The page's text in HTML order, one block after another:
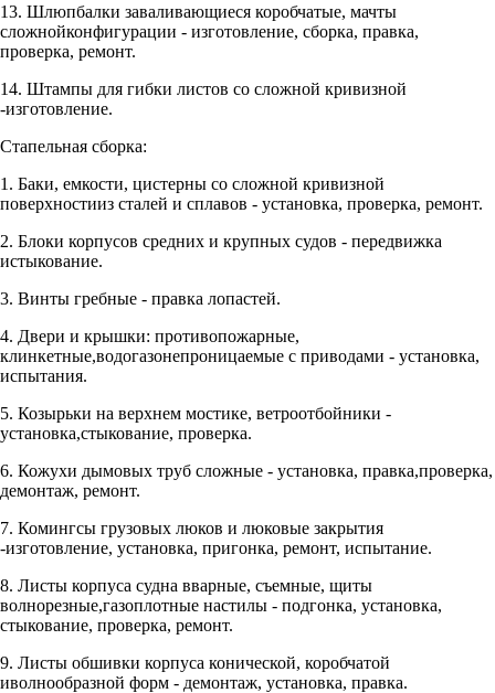
13. Шлюпбалки заваливающиеся коробчатые, мачты
сложнойконфигурации - изготовление, сборка, правка,
проверка, ремонт.
14. Штампы для гибки листов со сложной кривизной
-изготовление.
Стапельная сборка:
1. Баки, емкости, цистерны со сложной кривизной
поверхностииз сталей и сплавов - установка, проверка, ремонт.
2. Блоки корпусов средних и крупных судов - передвижка
истыкование.
3. Винты гребные - правка лопастей.
4. Двери и крышки: противопожарные,
клинкетные,водогазонепроницаемые с приводами - установка,
испытания.
5. Козырьки на верхнем мостике, ветроотбойники -
установка,стыкование, проверка.
6. Кожухи дымовых труб сложные - установка, правка,проверка,
демонтаж, ремонт.
7. Комингсы грузовых люков и люковые закрытия
-изготовление, установка, пригонка, ремонт, испытание.
8. Листы корпуса судна вварные, съемные, щиты
волнорезные,газоплотные настилы - подгонка, установка,
стыкование, проверка, ремонт.
9. Листы обшивки корпуса конической, коробчатой
иволнообразной форм - демонтаж, установка, правка.